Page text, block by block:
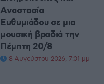
Αναστασία
Ευθυμιάδου σε μια
μουσική βραδιά την
Πέμπτη 20/8
8 Αυγούστου 2026, 7:01 μμ